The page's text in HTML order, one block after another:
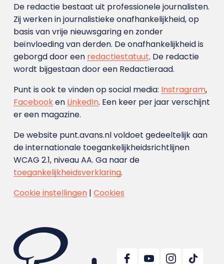
De redactie bestaat uit professionele journalisten.
Zij werken in journalistieke onafhankelijkheid, op
basis van vrije nieuwsgaring en zonder
beïnvloeding van derden. De onafhankelijkheid is
geborgd door een redactiestatuut. De redactie
wordt bijgestaan door een Redactieraad.
Punt is ook te vinden op social media: Instragram,
Facebooken LinkedIn. Een keer per jaar verschijnt
er een magazine.
De website punt.avans.nl voldoet gedeeltelijk aan
de internationale toegankelijkheidsrichtlijnen
WCAG 2.1, niveau AA. Ga naar de
toegankelijkheidsverklaring.
Cookie instellingen| Cookies